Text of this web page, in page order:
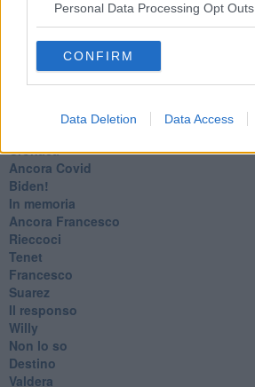
Personal Data Processing Opt Outs
CONFIRM
Data Deletion Data Access
Coincidenze e crisi
L'amico
​L’anno del vaccino
Paolo Rossi
Cronaca
​Ancora Covid
​Biden!
In memoria
​Ancora Francesco
Rieccoci
Tenet
Francesco
Suarez
​Il responso
Willy
Non lo so
Destino
Valdera